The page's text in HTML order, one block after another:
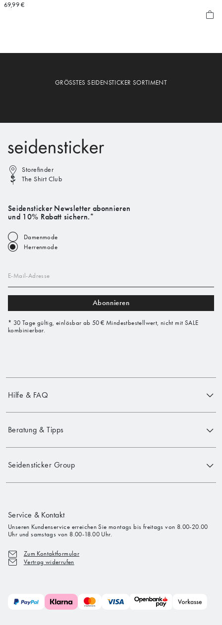
69,99 €
GRÖSSTES SEIDENSTICKER SORTIMENT
Storefinder
The Shirt Club
Seidensticker Newsletter abonnieren
und 10% Rabatt sichern.*
Damenmode
Herrenmode
E-Mail-Adresse
Abonnieren
* 30 Tage gültig, einlösbar ab 50 € Mindestbestellwert, nicht mit SALE
kombinierbar.
Hilfe & FAQ
Beratung & Tipps
Seidensticker Group
Service & Kontakt
Unseren Kundenservice erreichen Sie montags bis freitags von 8.00-20.00
Uhr und samstags von 8.00-18.00 Uhr.
Zum Kontaktformular
Vertrag widerrufen